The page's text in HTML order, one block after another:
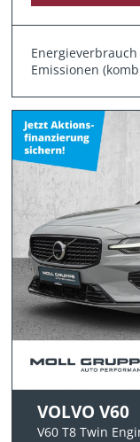
Emissionen
VOLVO V60
V60 T8 Twin